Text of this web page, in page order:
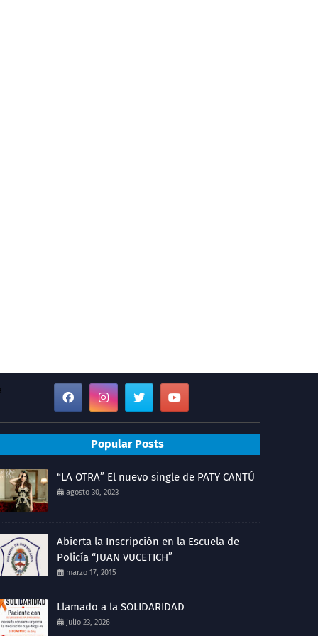
Popular Posts
“LA OTRA” El nuevo single de PATY CANTÚ
agosto 30, 2023
Abierta la Inscripción en la Escuela de
Policía “JUAN VUCETICH”
marzo 17, 2015
Llamado a la SOLIDARIDAD
julio 23, 2026